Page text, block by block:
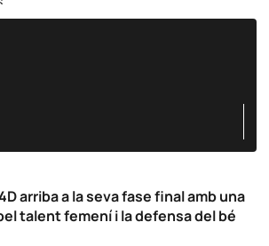
arriba a la seva fase final amb una
talent femení i la defensa del bé